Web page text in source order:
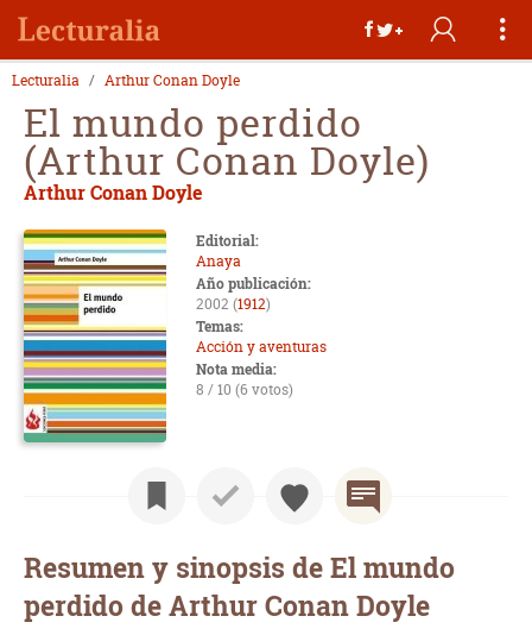
Lecturalia Arthur Conan Doyle
El mundo perdido
(Arthur Conan Doyle)
Arthur Conan Doyle
Editorial:
Anaya
Año publicación:
2002 (1912)
Temas:
Acción y aventuras
Nota media:
8 / 10 (6 votos)
Resumen y sinopsis de El mundo
perdido de Arthur Conan Doyle